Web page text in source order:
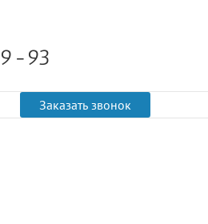
93
Заказать звонок